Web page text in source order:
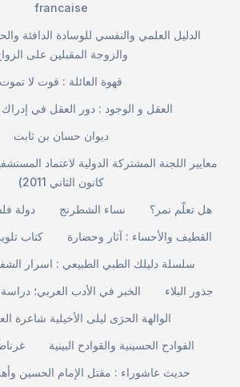
francaise
الدليل العلمي والنفسي للوسادة الدافئة
والزوجة المقبلين على
قهوة العائلة : قوت لا تموت
العقل و الوجود : دور العقل في
ديوان حسان بن ثابت
معايير اللجنة المشتركة الدولية لاعتماد
كانون الثاني 2011)
دولة
نساء الشطرنج
هل تعلّم نمر؟
كتاب
القطيف والأحساء : آثار وحضارة
سلسلة دليلك الطبي الطبيعي : اسرار
الخبر في الأدب العربي؛
جذور البلاء
الوالهة الحرَى ليلى الأخيلية شاعرة
الفوادح الحسينية والقوادح البينية
حديث عاشوراء : مقتل الإمام الحسين